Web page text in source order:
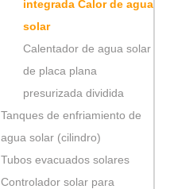
integrada Calor de agua
solar
Calentador de agua solar
de placa plana
presurizada dividida
Tanques de enfriamiento de
agua solar (cilindro)
Tubos evacuados solares
Controlador solar para